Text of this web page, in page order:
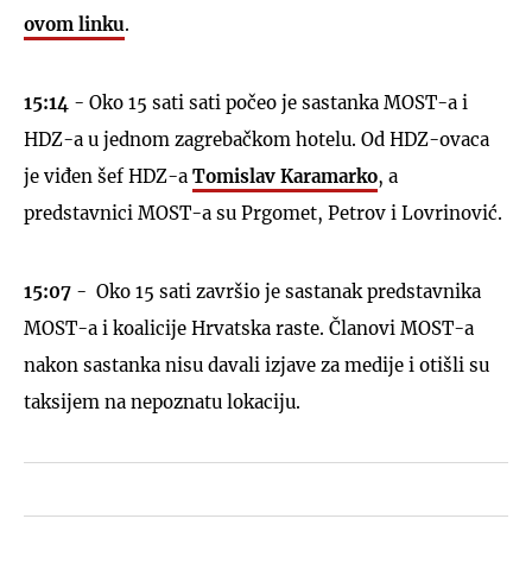
ovom linku.
15:14 - Oko 15 sati sati počeo je sastanka MOST-a i
HDZ-a u jednom zagrebačkom hotelu. Od HDZ-ovaca
je viđen šef HDZ-a Tomislav Karamarko, a
predstavnici MOST-a su Prgomet, Petrov i Lovrinović.
15:07 - Oko 15 sati završio je sastanak predstavnika
MOST-a i koalicije Hrvatska raste. Članovi MOST-a
nakon sastanka nisu davali izjave za medije i otišli su
taksijem na nepoznatu lokaciju.